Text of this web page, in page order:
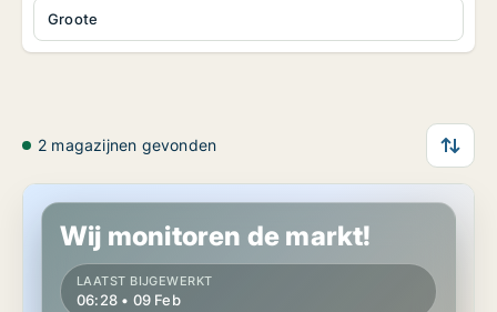
Groote
2 magazijnen gevonden
Garage in Utrecht
Wij monitoren de markt!
LAATST BIJGEWERKT
06:28 • 09 Feb